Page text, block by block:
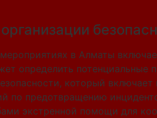
в Алматы
определить
который
по предотвращению
экстренной помощи для